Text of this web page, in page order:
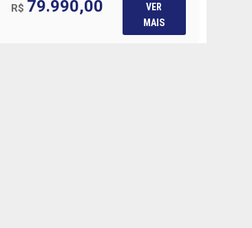
R$ 79.990,00
VER
MAIS